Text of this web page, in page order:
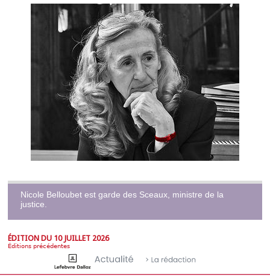
Nicole Belloubet est garde des Sceaux, ministre de la
justice.
ÉDITION DU 10 JUILLET 2026
Éditions précédentes